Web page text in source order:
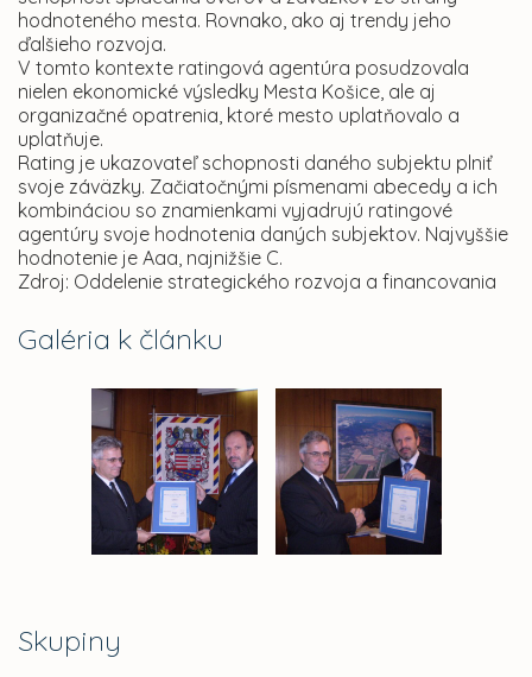
Galéria k článku
Skupiny
hodnoteného mesta. Rovnako, ako aj trendy jeho
ďalšieho rozvoja.
V tomto kontexte ratingová agentúra posudzovala
nielen ekonomické výsledky Mesta Košice, ale aj
organizačné opatrenia, ktoré mesto uplatňovalo a
uplatňuje.
Rating je ukazovateľ schopnosti daného subjektu plniť
svoje záväzky. Začiatočnými písmenami abecedy a ich
kombináciou so znamienkami vyjadrujú ratingové
agentúry svoje hodnotenia daných subjektov. Najvyššie
hodnotenie je Aaa, najnižšie C.
Zdroj: Oddelenie strategického rozvoja a financovania